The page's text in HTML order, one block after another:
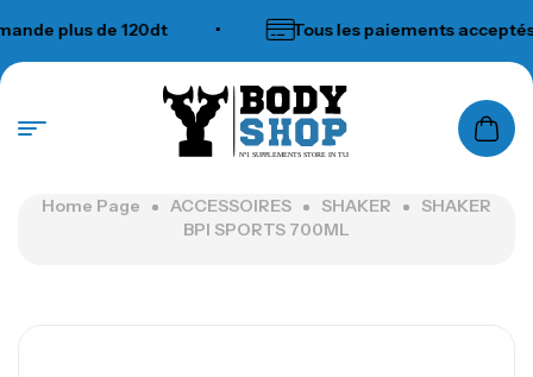
plus de 120dt Tous les paiements acceptés
N°1 SUPPLEMENTS STORE IN TUNISIA
Home Page ACCESSOIRES SHAKER
SHAKER
BPI SPORTS 700ML